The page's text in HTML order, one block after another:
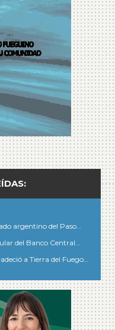
argentino del Paso…
del Banco Central…
a Tierra del Fuego…